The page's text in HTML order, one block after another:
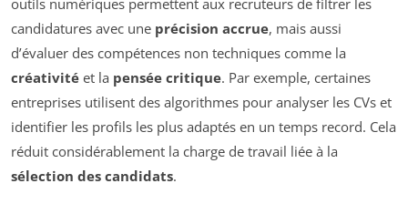
outils numériques permettent aux recruteurs de filtrer les
candidatures avec une précision accrue, mais aussi
d’évaluer des compétences non techniques comme la
créativité et la pensée critique. Par exemple, certaines
entreprises utilisent des algorithmes pour analyser les CVs et
identifier les profils les plus adaptés en un temps record. Cela
réduit considérablement la charge de travail liée à la
sélection des candidats.